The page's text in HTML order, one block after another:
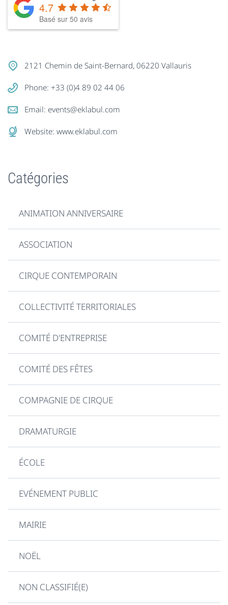
4.7
Basé sur 50 avis
2121 Chemin de Saint-Bernard, 06220 Vallauris
Phone: +33 (0)4 89 02 44 06
Email: events@eklabul.com
Website: www.eklabul.com
Catégories
ANIMATION ANNIVERSAIRE
ASSOCIATION
CIRQUE CONTEMPORAIN
COLLECTIVITÉ TERRITORIALES
COMITÉ D'ENTREPRISE
COMITÉ DES FÊTES
COMPAGNIE DE CIRQUE
DRAMATURGIE
ÉCOLE
EVÉNEMENT PUBLIC
MAIRIE
NOËL
NON CLASSIFIÉ(E)